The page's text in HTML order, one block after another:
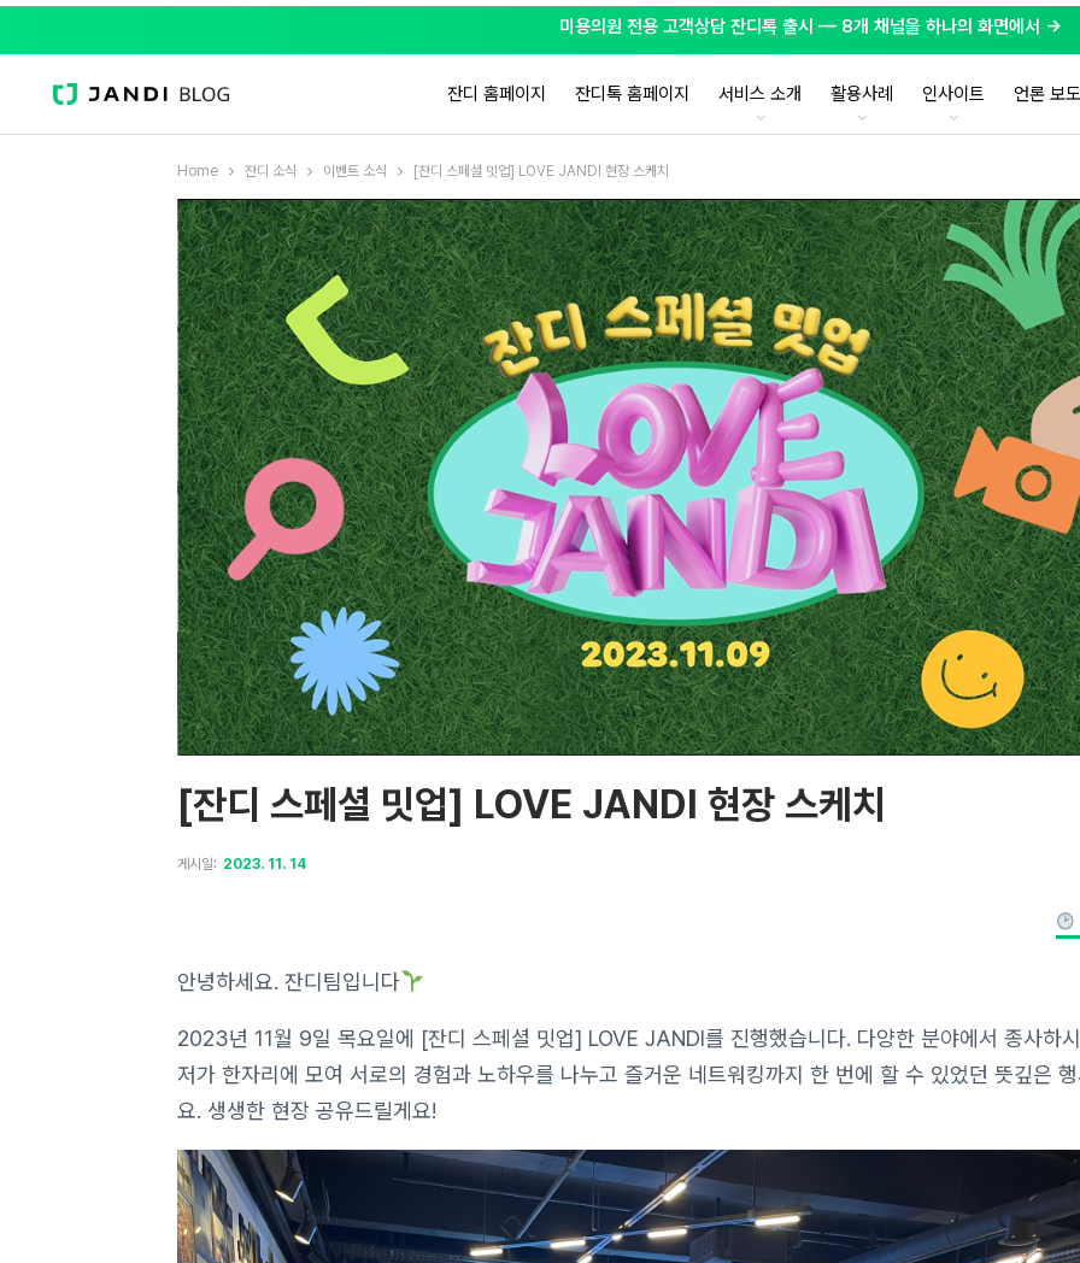
미용의원 전용 고객상담 잔디톡 출시 — 8개 채널을 하나의 화면에서 →
잔디 홈페이지 잔디톡 홈페이지 서비스 소개 활용사례 인사이트 언론 보도
Home 잔디 소식 이벤트 소식 [잔디 스페셜 밋업] LOVE JANDI 현장 스케치
[잔디 스페셜 밋업] LOVE JANDI 현장 스케치
게시일: 2023. 11. 14
안녕하세요. 잔디팀입니다
2023년 11월 9일 목요일에 [잔디 스페셜 밋업] LOVE JANDI를 진행했습니다. 다양한 분야에서 종사하
저가 한자리에 모여 서로의 경험과 노하우를 나누고 즐거운 네트워킹까지 한 번에 할 수 있었던 뜻깊은
요. 생생한 현장 공유드릴게요!